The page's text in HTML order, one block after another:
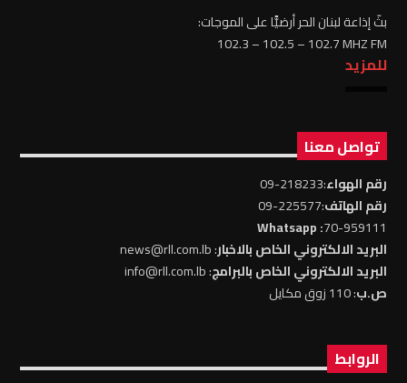
بثّ إذاعة لبنان الحر أرضيًّا على الموجات:
102.3 – 102.5 – 102.7 MHZ FM
للمزيد
تواصل معنا
رقم الهواء:218233-09
رقم الهاتف:225577-09
70-959111
: Whatsapp
البريد الالكتروني الخاص بالاخبار: news@rll.com.lb
البريد الالكتروني الخاص بالبرامج: info@rll.com.lb
ص.ب: 110 زوق مكايل
الروابط